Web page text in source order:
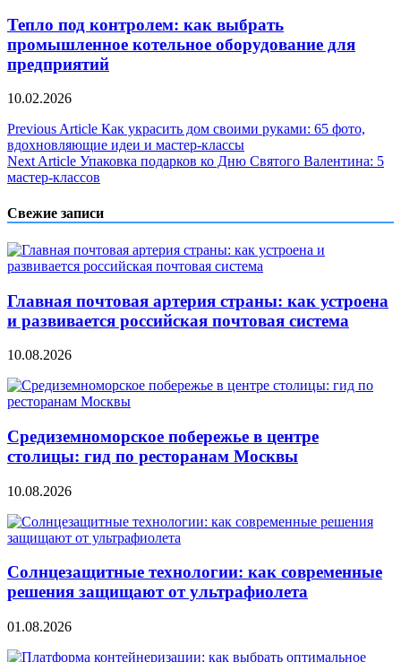
Тепло под контролем: как выбрать
промышленное котельное оборудование для
предприятий
10.02.2026
Навигация
по
записям
Previous Article Как украсить дом своими руками: 65 фото,
вдохновляющие идеи и мастер-классы
Next Article Упаковка подарков ко Дню Святого Валентина: 5
мастер-классов
Свежие записи
Главная почтовая артерия страны: как устроена
и развивается российская почтовая система
10.08.2026
Средиземноморское побережье в центре
столицы: гид по ресторанам Москвы
10.08.2026
Солнцезащитные технологии: как современные
решения защищают от ультрафиолета
01.08.2026